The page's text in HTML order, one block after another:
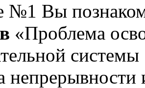
№1 Вы
«Проблема
непрерывности